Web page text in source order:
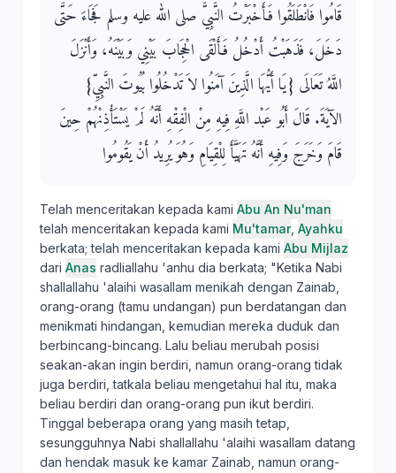
قَامُوا فَانْطَلَقُوا فَأَخْبَرْتُ النَّبِيَّ صلى الله عليه وسلم فَجَاءَ حَتَّى
دَخَلَ، فَذَهَبْتُ أَدْخُلُ فَأَلْقَى الْحِجَابَ بَيْنِي وَبَيْنَهُ، وَأَنْزَلَ
اللَّهُ تَعَالَى ‏{‏يَا أَيُّهَا الَّذِينَ آمَنُوا لاَ تَدْخُلُوا بُيُوتَ النَّبِيِّ‏}‏
الآيَةَ‏.‏ قَالَ أَبُو عَبْد اللَّهِ فِيهِ مِنْ الْفِقْهِ أَنَّهُ لَمْ يَسْتَأْذِنْهُمْ حِينَ
قَامَ وَخَرَجَ وَفِيهِ أَنَّهُ تَهَيَّأَ لِلْقِيَامِ وَهُوَ يُرِيدُ أَنْ يَقُومُوا
Telah menceritakan kepada kami Abu An Nu'man
telah menceritakan kepada kami Mu'tamar, Ayahku
berkata; telah menceritakan kepada kami Abu Mijlaz
dari Anas radliallahu 'anhu dia berkata; "Ketika Nabi
shallallahu 'alaihi wasallam menikah dengan Zainab,
orang-orang (tamu undangan) pun berdatangan dan
menikmati hindangan, kemudian mereka duduk dan
berbincang-bincang. Lalu beliau merubah posisi
seakan-akan ingin berdiri, namun orang-orang tidak
juga berdiri, tatkala beliau mengetahui hal itu, maka
beliau berdiri dan orang-orang pun ikut berdiri.
Tinggal beberapa orang yang masih tetap,
sesungguhnya Nabi shallallahu 'alaihi wasallam datang
dan hendak masuk ke kamar Zainab, namun orang-